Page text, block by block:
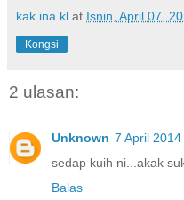
kak ina kl at Isnin, April 07,
Kongsi
2 ulasan:
Unknown 7 April
sedap kuih ni...akak
Balas